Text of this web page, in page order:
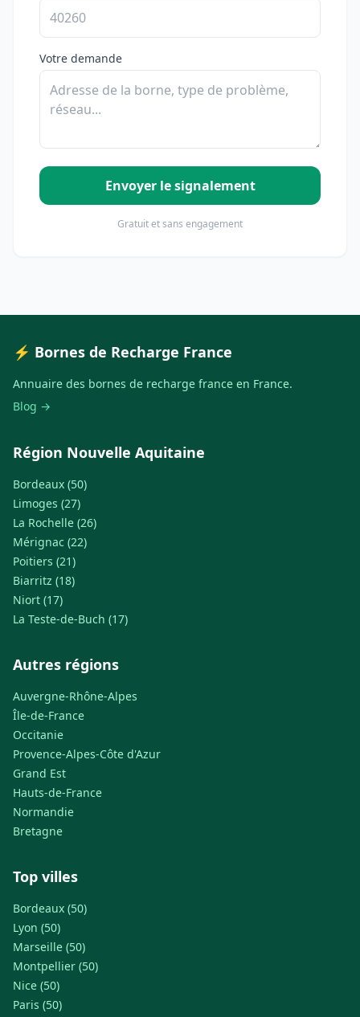
Votre demande
Envoyer le signalement
Gratuit et sans engagement
⚡ Bornes de Recharge France
Annuaire des bornes de recharge france en France.
Blog →
Région Nouvelle Aquitaine
Bordeaux (50)
Limoges (27)
La Rochelle (26)
Mérignac (22)
Poitiers (21)
Biarritz (18)
Niort (17)
La Teste-de-Buch (17)
Autres régions
Auvergne-Rhône-Alpes
Île-de-France
Occitanie
Provence-Alpes-Côte d'Azur
Grand Est
Hauts-de-France
Normandie
Bretagne
Top villes
Bordeaux (50)
Lyon (50)
Marseille (50)
Montpellier (50)
Nice (50)
Paris (50)